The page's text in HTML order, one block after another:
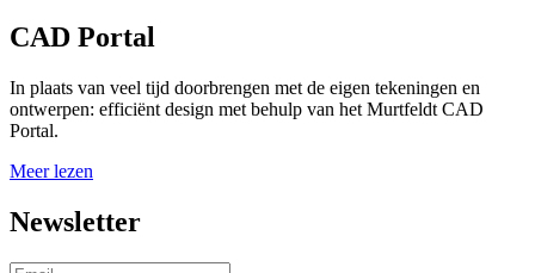
CAD Portal
In plaats van veel tijd doorbrengen met de eigen tekeningen en
ontwerpen: efficiënt design met behulp van het Murtfeldt CAD
Portal.
Meer lezen
Newsletter